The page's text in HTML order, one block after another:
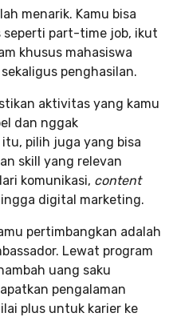
menarik. Kamu bisa
seperti part-time job, ikut
khusus mahasiswa
penghasilan.
aktivitas yang kamu
dan nggak
pilih juga yang bisa
skill yang relevan
komunikasi, content
digital marketing.
pertimbangkan adalah
Lewat program
uang saku
pengalaman
plus untuk karier ke